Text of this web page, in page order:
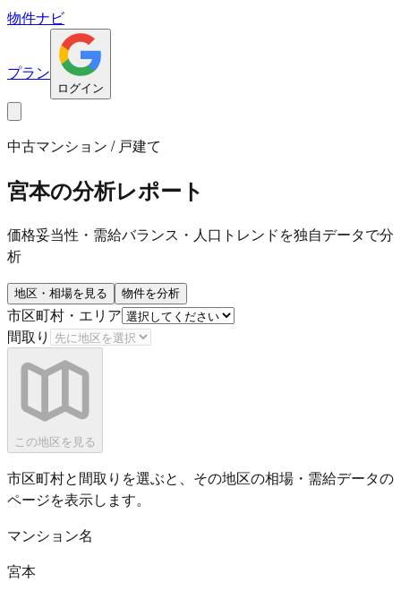
物件ナビ
プラン
ログイン
中古マンション / 戸建て
宮本の分析レポート
価格妥当性・需給バランス・人口トレンドを独自データで分
析
地区・相場を見る 物件を分析
市区町村・エリア
間取り
この地区を見る
市区町村と間取りを選ぶと、その地区の相場・需給データの
ページを表示します。
マンション名
宮本